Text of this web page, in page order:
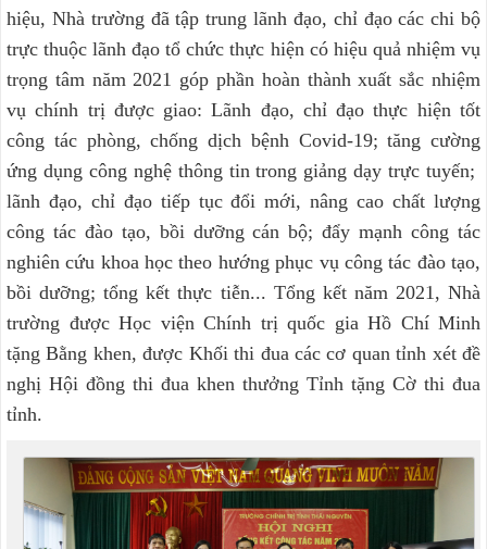
hiệu, Nhà trường đã tập trung lãnh đạo, chỉ đạo các chi bộ
trực thuộc lãnh đạo tổ chức thực hiện có hiệu quả nhiệm vụ
trọng tâm năm 2021 góp phần hoàn thành xuất sắc nhiệm
vụ chính trị được giao: Lãnh đạo, chỉ đạo thực hiện tốt
công tác phòng, chống dịch bệnh Covid-19; tăng cường
ứng dụng công nghệ thông tin trong giảng dạy trực tuyến;
lãnh đạo, chỉ đạo tiếp tục đổi mới, nâng cao chất lượng
công tác đào tạo, bồi dưỡng cán bộ; đẩy mạnh công tác
nghiên cứu khoa học theo hướng phục vụ công tác đào tạo,
bồi dưỡng; tổng kết thực tiễn... Tổng kết năm 2021, Nhà
trường được Học viện Chính trị quốc gia Hồ Chí Minh
tặng Bằng khen, được Khối thi đua các cơ quan tỉnh xét đề
nghị Hội đồng thi đua khen thưởng Tỉnh tặng Cờ thi đua
tỉnh.